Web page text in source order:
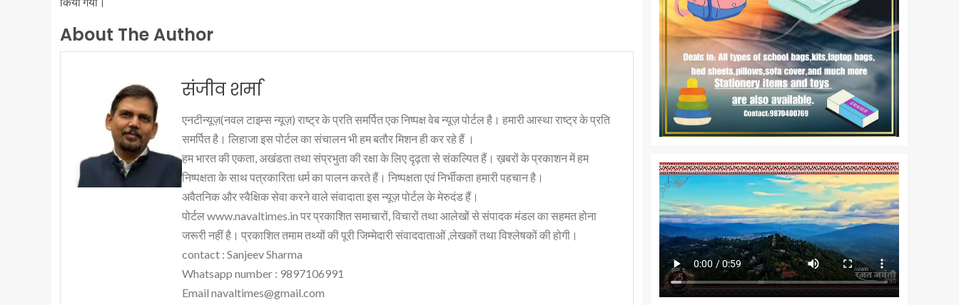
About The Author
संजीव शर्मा
एनटीन्यूज़(नवल टाइम्स न्यूज़) राष्ट्र के प्रति समर्पित एक निष्पक्ष वेब न्यूज़ पोर्टल है। हमारी आस्था राष्ट्र के प्रति
समर्पित है। लिहाजा इस पोर्टल का संचालन भी हम बतौर मिशन ही कर रहे हैं ।
हम भारत की एकता, अखंडता तथा संप्रभुता की रक्षा के लिए दृढ़ता से संकल्पित हैं। ख़बरों के प्रकाशन में हम
निष्पक्षता के साथ पत्रकारिता धर्म का पालन करते हैं। निष्पक्षता एवं निर्भीकता हमारी पहचान है।
अवैतनिक और स्वैक्षिक सेवा करने वाले संवादाता इस न्यूज़ पोर्टल के मेरुदंड हैं।
पोर्टल www.navaltimes.in पर प्रकाशित समाचारों, विचारों तथा आलेखों से संपादक मंडल का सहमत होना
जरूरी नहीं है। प्रकाशित तमाम तथ्यों की पूरी जिम्मेदारी संवाददाताओं ,लेखकों तथा विश्लेषकों की होगी।
contact : Sanjeev Sharma
Whatsapp number : 9897106991
Email navaltimes@gmail.com